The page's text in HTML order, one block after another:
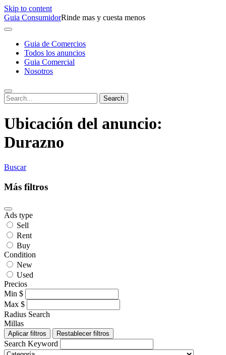
Skip to content
Guia ConsumidorRinde mas y cuesta menos
Guia de Comercios
Todos los anuncios
Guia Comercial
Nosotros
Ubicación del anuncio:
Durazno
Buscar
Más filtros
Ads type
Sell
Rent
Buy
Condition
New
Used
Precios
Min $
Max $
Radius Search
Millas
Aplicar filtros Restablecer filtros
Search Keyword